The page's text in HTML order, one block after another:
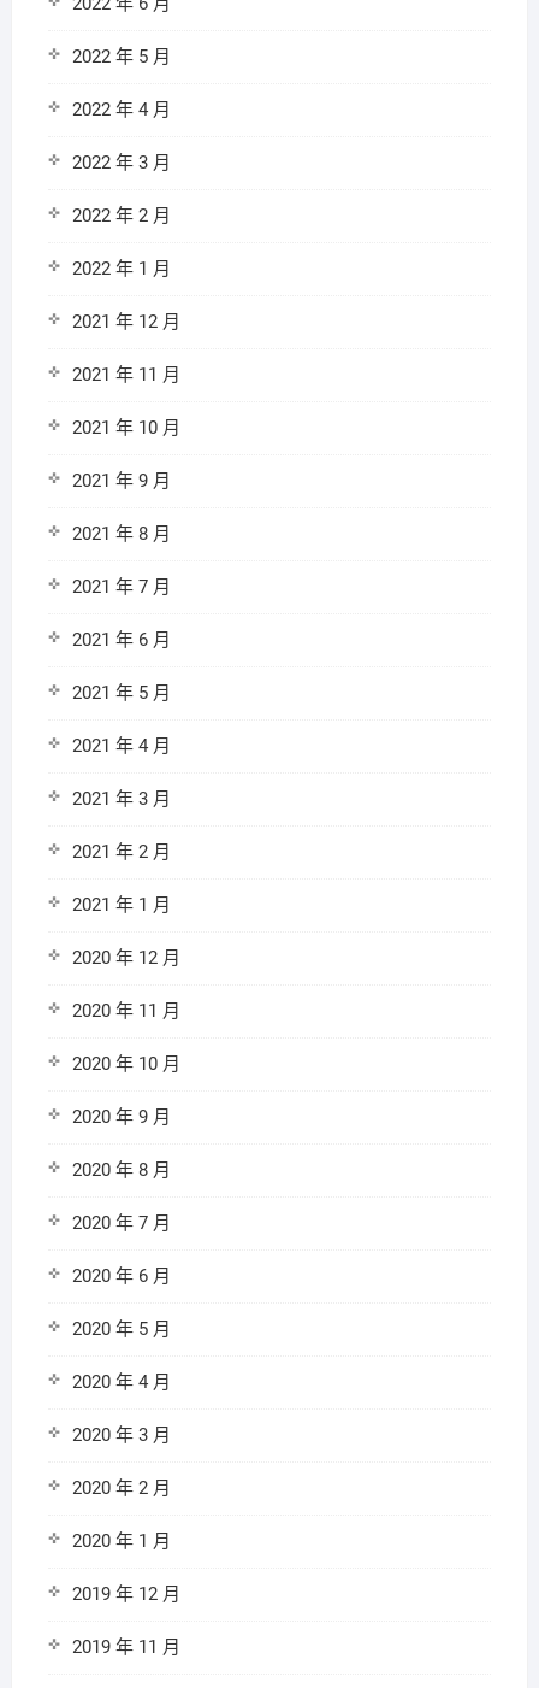
2022 年 5 月
2022 年 4 月
2022 年 3 月
2022 年 2 月
2022 年 1 月
2021 年 12 月
2021 年 11 月
2021 年 10 月
2021 年 9 月
2021 年 8 月
2021 年 7 月
2021 年 6 月
2021 年 5 月
2021 年 4 月
2021 年 3 月
2021 年 2 月
2021 年 1 月
2020 年 12 月
2020 年 11 月
2020 年 10 月
2020 年 9 月
2020 年 8 月
2020 年 7 月
2020 年 6 月
2020 年 5 月
2020 年 4 月
2020 年 3 月
2020 年 2 月
2020 年 1 月
2019 年 12 月
2019 年 11 月